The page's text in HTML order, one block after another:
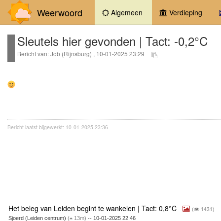
Weerwoord Algemeen (current)Verdieping
Sleutels hier gevonden | Tact: -0,2°C
Bericht van: Job (Rijnsburg) , 10-01-2025 23:29
Bericht laatst bijgewerkt: 10-01-2025 23:36
Het beleg van Leiden begint te wankelen | Tact: 0,8°C ( 1431)
Sjoerd (Leiden centrum) ( 13m) -- 10-01-2025 22:46